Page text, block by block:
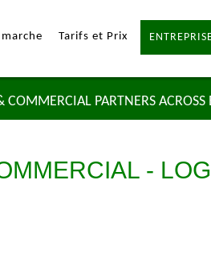
Tarifs et Prix
PARTNERS ACROSS
-